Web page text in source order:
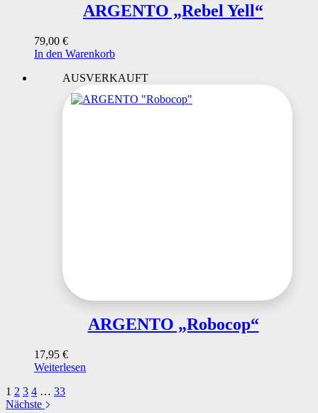
ARGENTO „Rebel Yell“
79,00 €
In den Warenkorb
AUSVERKAUFT
ARGENTO „Robocop“
17,95 €
Weiterlesen
1 2 3 4 … 33
Nächste